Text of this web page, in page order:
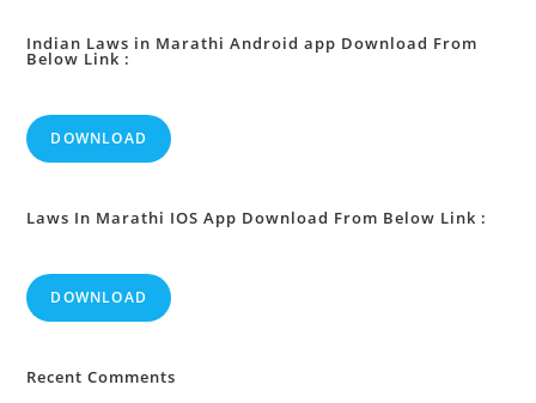
Indian Laws in Marathi Android app Download From
Below Link :
DOWNLOAD
Laws In Marathi IOS App Download From Below Link :
DOWNLOAD
Recent Comments